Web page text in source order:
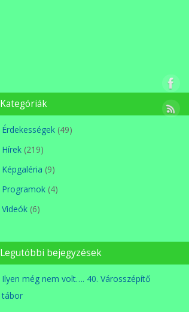
Kategóriák
Érdekességek (49)
Hírek (219)
Képgaléria (9)
Programok (4)
Videók (6)
Legutóbbi bejegyzések
Ilyen még nem volt…. 40. Városszépítő
tábor